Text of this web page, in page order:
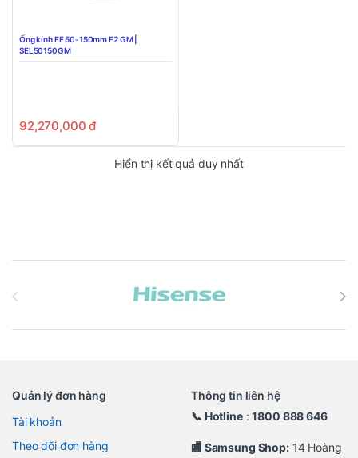
Ống kính FE 50-150mm F2 GM |
SEL50150GM
92,270,000đ
Hiển thị kết quả duy nhất
Quản lý đơn hàng
Tài khoản
Theo dõi đơn hàng
Thông tin liên hệ
📞 Hotline:1800 888 646
🏬 Samsung Shop:14 Hoàng